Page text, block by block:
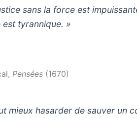
sans la force est
est tyrannique. »
Pensées (1670)
mieux hasarder de sauver un